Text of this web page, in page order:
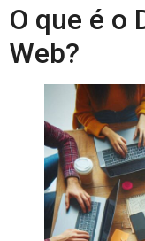
O que é o
Web?